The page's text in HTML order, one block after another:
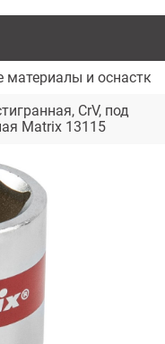
материалы и оснастка
CrV, под
Matrix 13115